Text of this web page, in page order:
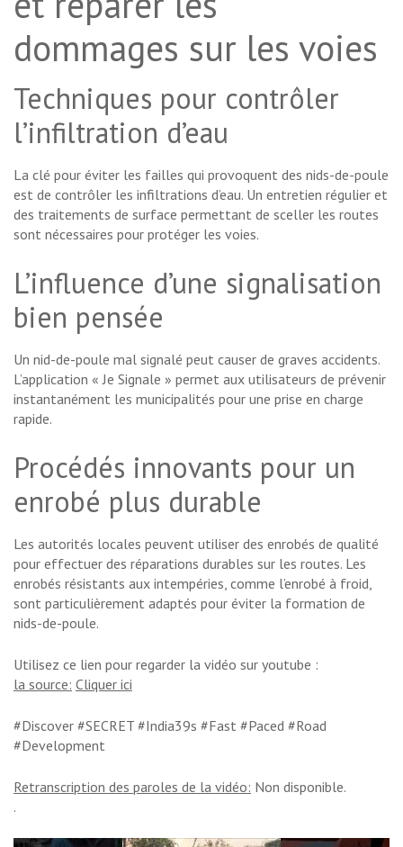
dommages sur les voies
Techniques pour contrôler
l’infiltration d’eau
La clé pour éviter les failles qui provoquent des nids-de-poule
est de contrôler les infiltrations d’eau. Un entretien régulier et
des traitements de surface permettant de sceller les routes
sont nécessaires pour protéger les voies.
L’influence d’une signalisation
bien pensée
Un nid-de-poule mal signalé peut causer de graves accidents.
L’application « Je Signale » permet aux utilisateurs de prévenir
instantanément les municipalités pour une prise en charge
rapide.
Procédés innovants pour un
enrobé plus durable
Les autorités locales peuvent utiliser des enrobés de qualité
pour effectuer des réparations durables sur les routes. Les
enrobés résistants aux intempéries, comme l’enrobé à froid,
sont particulièrement adaptés pour éviter la formation de
nids-de-poule.
Utilisez ce lien pour regarder la vidéo sur youtube :
la source: Cliquer ici
#Discover #SECRET #India39s #Fast #Paced #Road
#Development
Retranscription des paroles de la vidéo: Non disponible.
.